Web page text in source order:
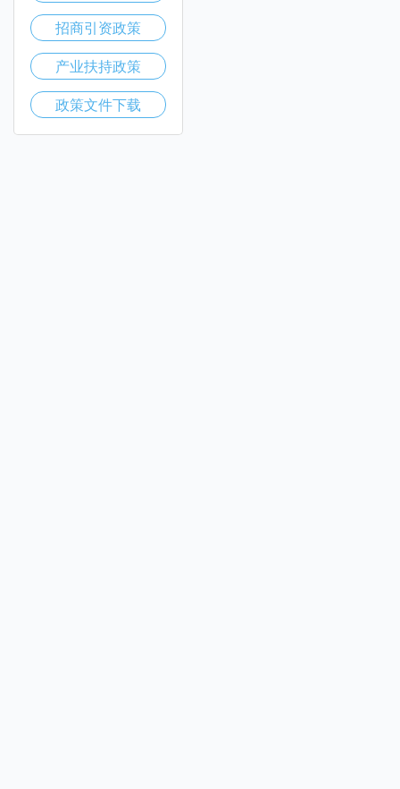
招商引资政策
产业扶持政策
政策文件下载